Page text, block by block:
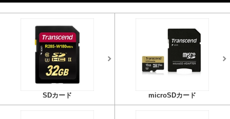
SDカード microSDカード